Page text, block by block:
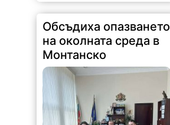
Обсъдиха опазването
на околната среда в
Монтанско